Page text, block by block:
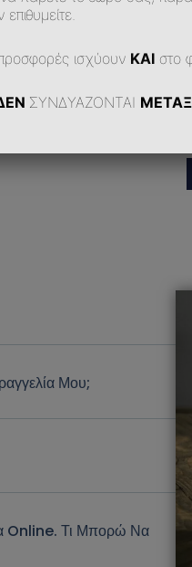
Μου;
Online. Τι Μπορώ Να
ισχύουν ΚΑΙστο
ΣΥΝΔΥΑΖΟΝΤΑΙ